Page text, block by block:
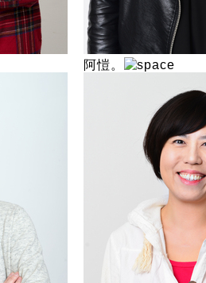
阿愷。